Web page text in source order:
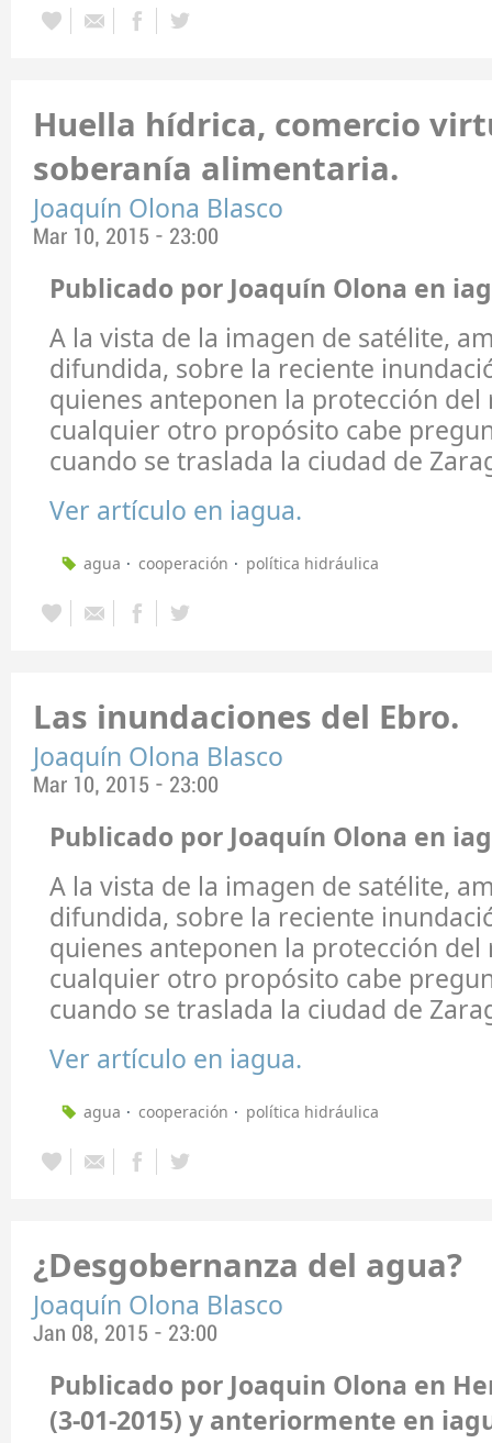
Huella hídrica, comercio
soberanía alimentaria.
Joaquín Olona Blasco
Mar 10, 2015 - 23:00
Publicado por Joaquín Olona en
A la vista de la imagen de satélite,
difundida, sobre la reciente
quienes anteponen la protección
cualquier otro propósito cabe
cuando se traslada la ciudad de
Ver artículo en iagua.
agua cooperación política hidráulica
Las inundaciones del Ebro.
Joaquín Olona Blasco
Mar 10, 2015 - 23:00
Publicado por Joaquín Olona en
A la vista de la imagen de satélite,
difundida, sobre la reciente
quienes anteponen la protección
cualquier otro propósito cabe
cuando se traslada la ciudad de
Ver artículo en iagua.
agua cooperación política hidráulica
¿Desgobernanza del agua?
Joaquín Olona Blasco
Jan 08, 2015 - 23:00
Publicado por Joaquin Olona en
(3-01-2015) y anteriormente en